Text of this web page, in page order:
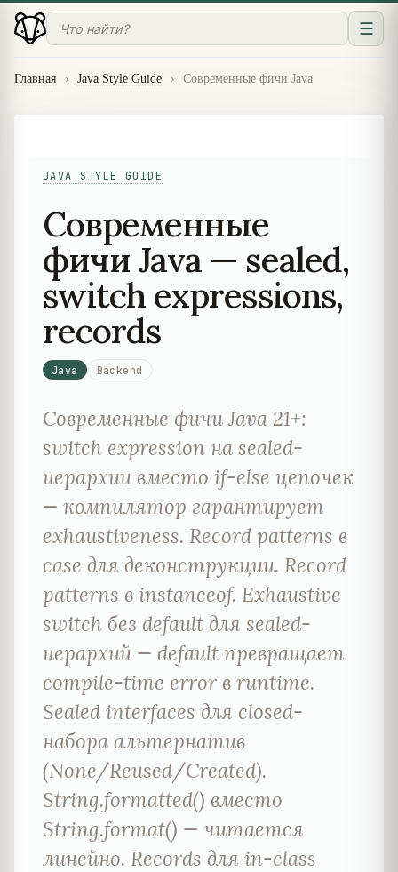
☰
Главная › Java Style Guide › Современные фичи Java
JAVA STYLE GUIDE
Современные
фичи Java — sealed,
switch expressions,
records
Java Backend
Современные фичи Java 21+:
switch expression на sealed-
иерархии вместо if-else цепочек
— компилятор гарантирует
exhaustiveness. Record patterns в
case для деконструкции. Record
patterns в instanceof. Exhaustive
switch без default для sealed-
иерархий — default превращает
compile-time error в runtime.
Sealed interfaces для closed-
набора альтернатив
(None/Reused/Created).
String.formatted() вместо
String.format() — читается
линейно. Records для in-class